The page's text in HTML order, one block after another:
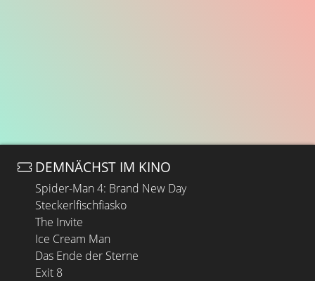
DEMNÄCHST IM KINO
Spider-Man 4: Brand New Day
Steckerlfischfiasko
The Invite
Ice Cream Man
Das Ende der Sterne
Exit 8